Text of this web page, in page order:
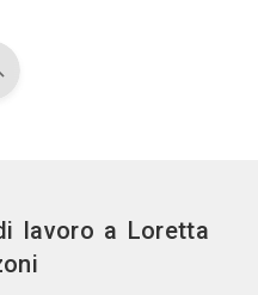
lavoro a Loretta